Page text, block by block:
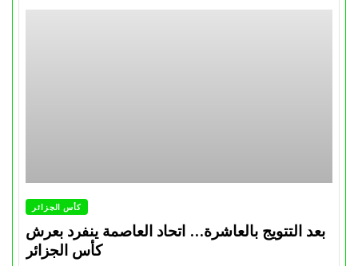
كأس الجزائر
بعد التتويج بالعاشرة… اتحاد العاصمة ينفرد بعرش
كأس الجزائر